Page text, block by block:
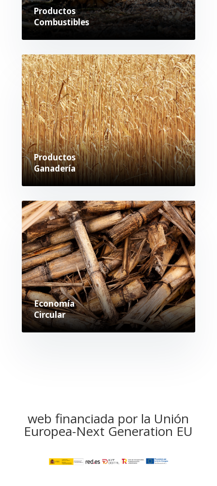
Productos
Combustibles
Productos
Ganadería
Economía
Circular
web financiada por la Unión
Europea-Next Generation EU​